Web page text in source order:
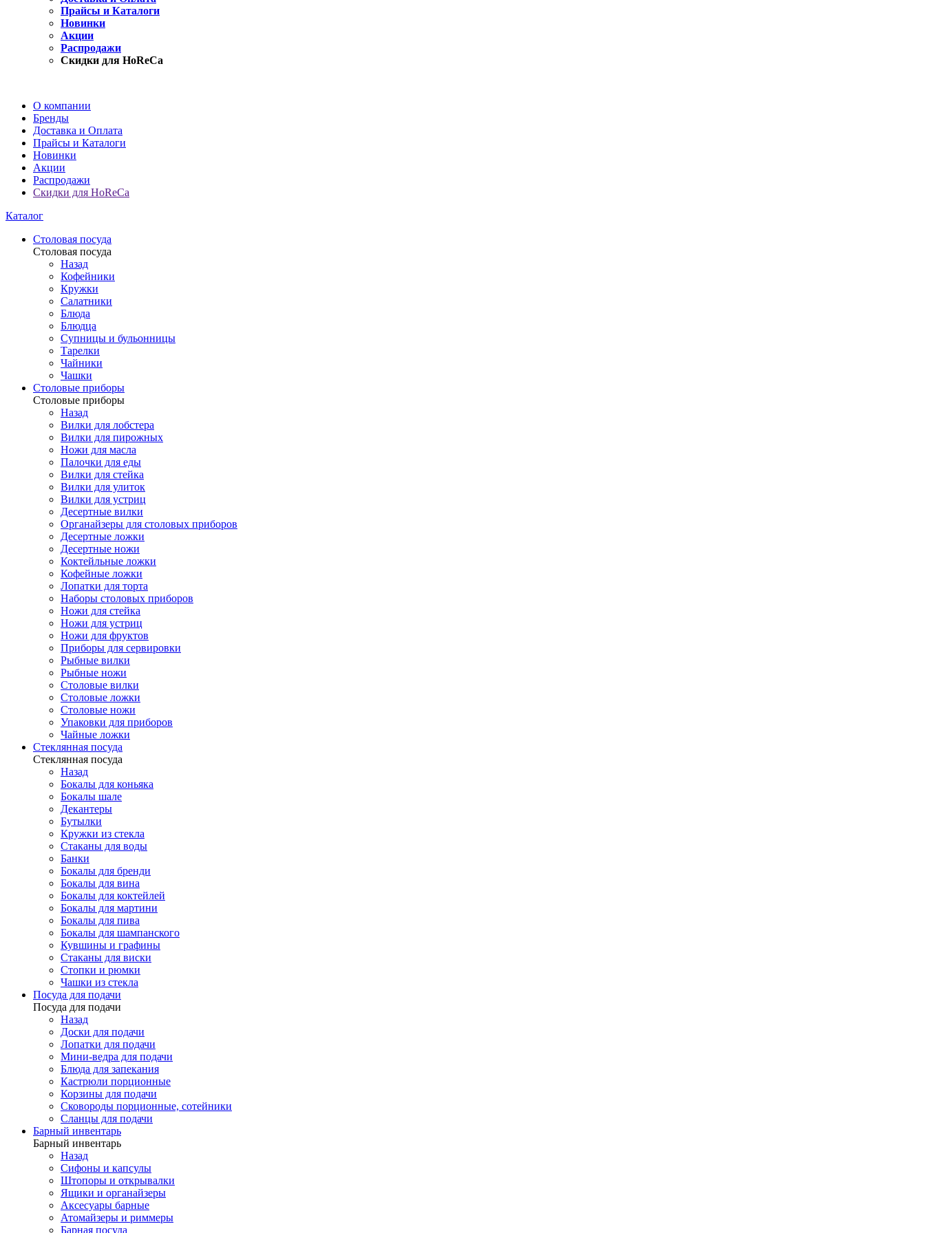
Прайсы и Каталоги
Новинки
Акции
Распродажи
Скидки для HoReCa
О компании
Бренды
Доставка и Оплата
Прайсы и Каталоги
Новинки
Акции
Распродажи
Скидки для HoReCa
Каталог
Столовая посуда
Столовая посуда
Назад
Кофейники
Кружки
Салатники
Блюда
Блюдца
Супницы и бульонницы
Тарелки
Чайники
Чашки
Cтоловые приборы
Cтоловые приборы
Назад
Вилки для лобстера
Вилки для пирожных
Ножи для масла
Палочки для еды
Вилки для стейка
Вилки для улиток
Вилки для устриц
Десертные вилки
Органайзеры для столовых приборов
Десертные ложки
Десертные ножи
Коктейльные ложки
Кофейные ложки
Лопатки для торта
Наборы столовых приборов
Ножи для стейка
Ножи для устриц
Ножи для фруктов
Приборы для сервировки
Рыбные вилки
Рыбные ножи
Столовые вилки
Столовые ложки
Столовые ножи
Упаковки для приборов
Чайные ложки
Стеклянная посуда
Стеклянная посуда
Назад
Бокалы для коньяка
Бокалы шале
Декантеры
Бутылки
Кружки из стекла
Стаканы для воды
Банки
Бокалы для бренди
Бокалы для вина
Бокалы для коктейлей
Бокалы для мартини
Бокалы для пива
Бокалы для шампанского
Кувшины и графины
Стаканы для виски
Стопки и рюмки
Чашки из стекла
Посуда для подачи
Посуда для подачи
Назад
Доски для подачи
Лопатки для подачи
Мини-ведра для подачи
Блюда для запекания
Кастрюли порционные
Корзины для подачи
Сковороды порционные, сотейники
Сланцы для подачи
Барный инвентарь
Барный инвентарь
Назад
Сифоны и капсулы
Штопоры и открывалки
Ящики и органайзеры
Аксесуары барные
Атомайзеры и риммеры
Барная посуда